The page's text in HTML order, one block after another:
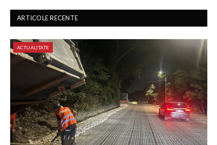
ARTICOLE RECENTE
ACTUALITATE